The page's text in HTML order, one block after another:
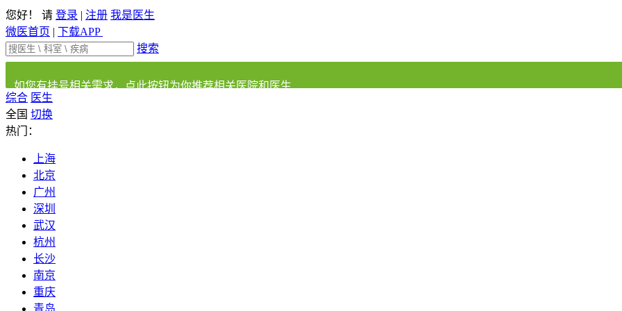
您好！ 请 登录 | 注册 我是医生
微医首页 | 下载APP
搜索
如您有挂号相关需求，点此按钮为你推荐相关医院和医生
综合 医生
全国 切换
热门：
上海
北京
广州
深圳
武汉
杭州
长沙
南京
重庆
青岛